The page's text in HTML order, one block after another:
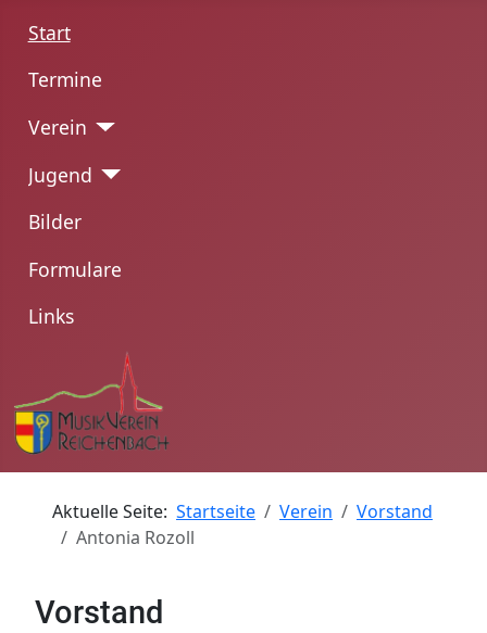
Start
Termine
Verein
Jugend
Bilder
Formulare
Links
Aktuelle Seite: Startseite Verein
Vorstand
Antonia Rozoll
Vorstand